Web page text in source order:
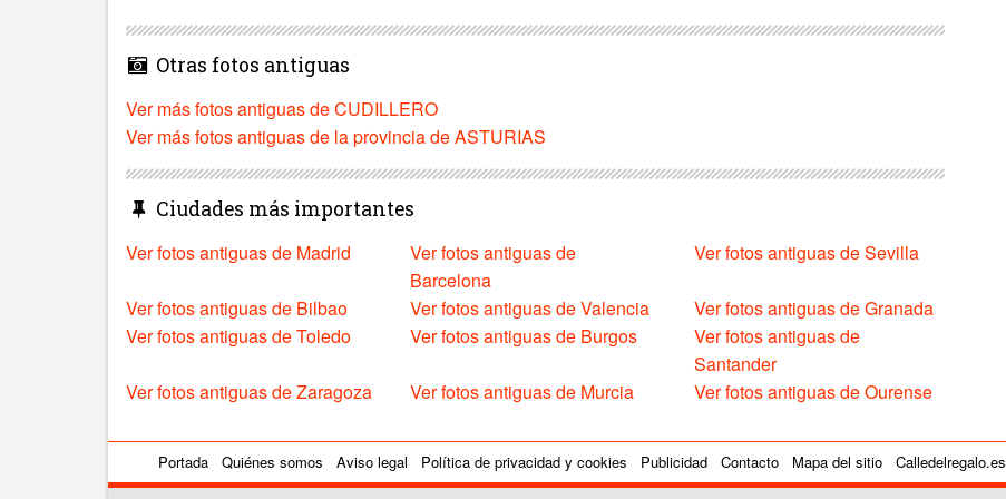
Otras fotos antiguas
Ver más fotos antiguas de CUDILLERO
Ver más fotos antiguas de la provincia de ASTURIAS
Ciudades más importantes
Ver fotos antiguas de Madrid
Ver fotos antiguas de
Barcelona
Ver fotos antiguas de Sevilla
Ver fotos antiguas de Bilbao Ver fotos antiguas de Valencia
Ver fotos antiguas de Granada
Ver fotos antiguas de Toledo
Ver fotos antiguas de Burgos
Ver fotos antiguas de
Santander
Ver fotos antiguas de Zaragoza
Ver fotos antiguas de Murcia Ver fotos antiguas de Ourense
Portada Quiénes somos Aviso legal Política de privacidad y cookies Publicidad Contacto Mapa del sitio Calledelregalo.es